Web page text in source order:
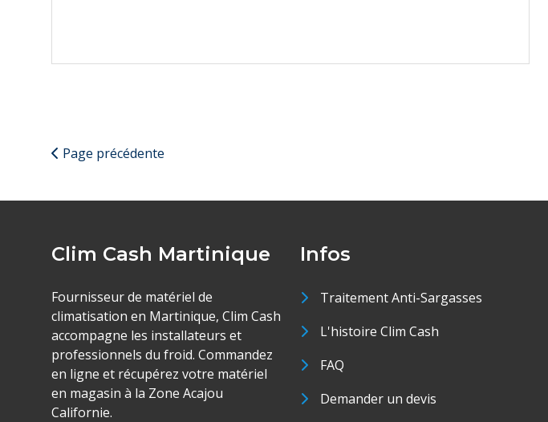
Page précédente
Clim Cash Martinique
Fournisseur de matériel de
climatisation en Martinique, Clim Cash
accompagne les installateurs et
professionnels du froid. Commandez
en ligne et récupérez votre matériel
en magasin à la Zone Acajou
Californie.
Infos
Traitement Anti-Sargasses
L'histoire Clim Cash
FAQ
Demander un devis